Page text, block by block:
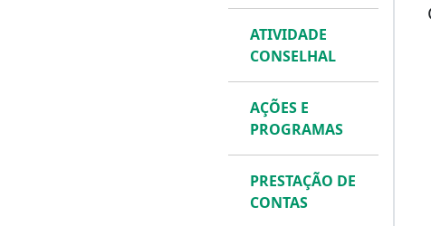
ATIVIDADE
CONSELHAL
AÇÕES E
PROGRAMAS
PRESTAÇÃO DE
CONTAS